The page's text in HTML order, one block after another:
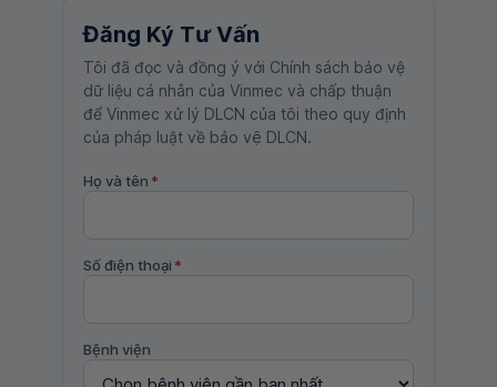
Đăng Ký Tư Vấn
Tôi đã đọc và đồng ý với Chính sách bảo vệ
dữ liệu cá nhân của Vinmec và chấp thuận
để Vinmec xử lý DLCN của tôi theo quy định
của pháp luật về bảo vệ DLCN.
Họ và tên *
Số điện thoại *
Bệnh viện